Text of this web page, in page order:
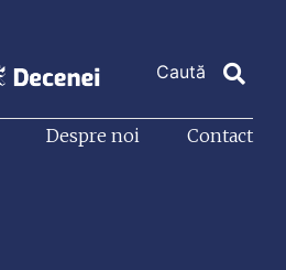
Despre noi Contact